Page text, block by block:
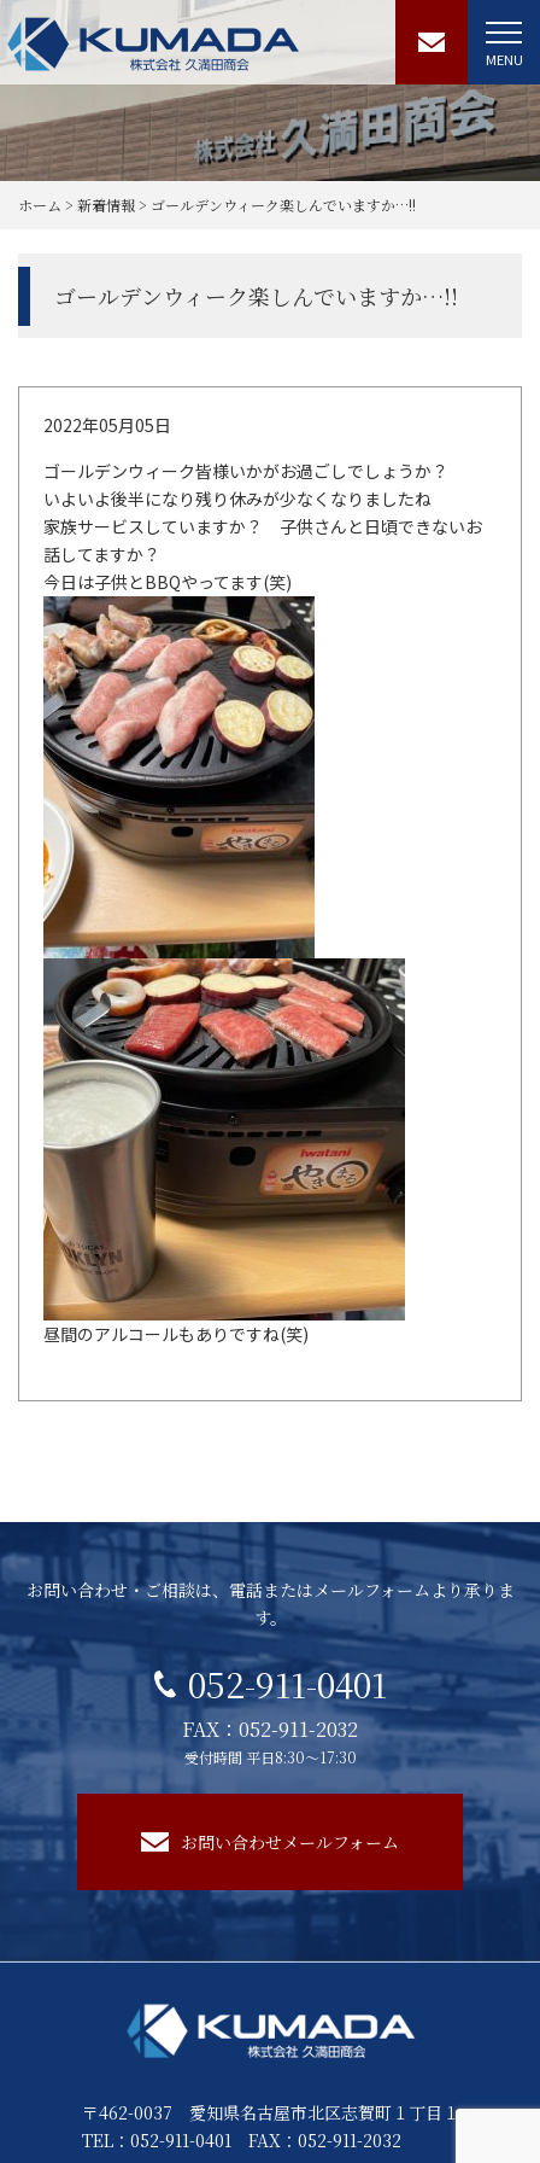
MENU
ホーム > 新着情報> ゴールデンウィーク楽しんでいますか…!!
ゴールデンウィーク楽しんでいますか…!!
2022年05月05日
ゴールデンウィーク皆様いかがお過ごしでしょうか？
いよいよ後半になり残り休みが少なくなりましたね
家族サービスしていますか？ 子供さんと日頃できないお
話してますか？
今日は子供とBBQやってます(笑)
昼間のアルコールもありですね(笑)
お問い合わせ・ご相談は、電話またはメールフォームより承りま
す。
052-911-0401
FAX：052-911-2032
受付時間 平日8:30～17:30
お問い合わせメールフォーム
〒462-0037 愛知県名古屋市北区志賀町１丁目１
TEL：052-911-0401 FAX：052-911-2032